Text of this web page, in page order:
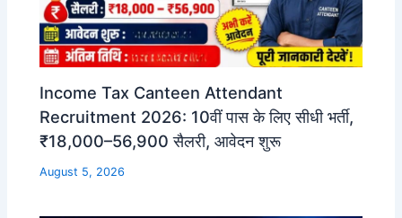
Income Tax Canteen Attendant
Recruitment 2026: 10वीं पास के लिए सीधी भर्ती,
₹18,000–56,900 सैलरी, आवेदन शुरू
August 5, 2026